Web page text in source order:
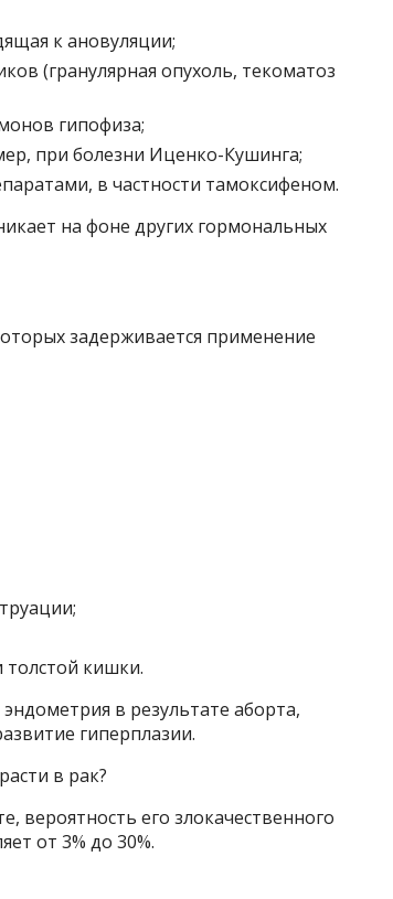
к ановуляции;
(гранулярная опухоль, текоматоз
гипофиза;
при болезни Иценко-Кушинга;
в частности тамоксифеном.
на фоне других гормональных
задерживается применение
кишки.
в результате аборта,
гиперплазии.
в рак?
вероятность его злокачественного
от 3% до 30%.